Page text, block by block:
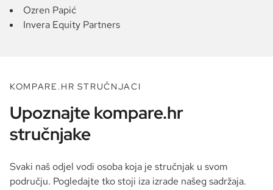
Ozren Papić
Invera Equity Partners
KOMPARE.HR STRUČNJACI
Upoznajte kompare.hr
stručnjake
Svaki naš odjel vodi osoba koja je stručnjak u svom
području. Pogledajte tko stoji iza izrade našeg sadržaja.